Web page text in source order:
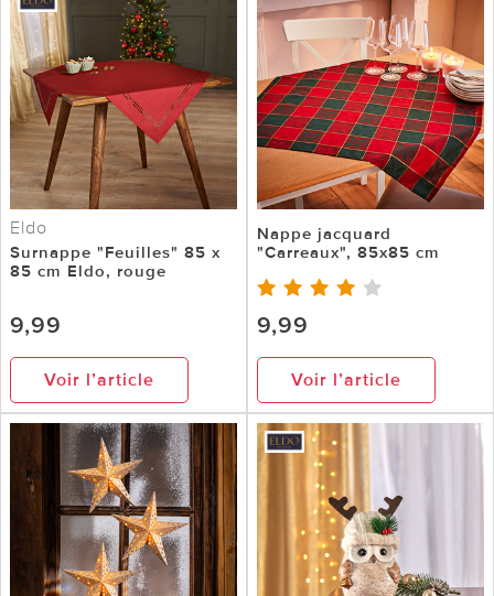
Eldo
Surnappe "Feuilles" 85 x
85 cm Eldo, rouge
9,99
Voir l’article
Nappe jacquard
"Carreaux", 85x85 cm
9,99
Voir l’article